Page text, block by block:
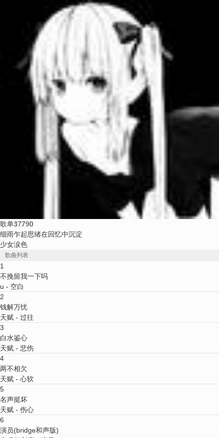
歌单37790
细雨乍起思绪在回忆中沉淀
少女涙色
歌曲列表
1
不挽留我一下吗
u - 空白
2
钱解万忧
天赋 - 过往
3
白水鉴心
天赋 - 悲伤
4
两不相欠
天赋 - 心软
5
名声挺坏
天赋 - 伤心
6
演员(bridge和声版)